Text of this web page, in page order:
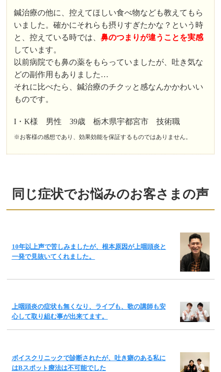
鍼治療の他に、控えてほしい食べ物なども教えてもら
いました。確かにそれらも摂りすぎたかな？という時
と、控えている時では、鼻のつまりが違うことを実感
しています。
以前病院でも鼻の薬をもらっていましたが、吐き気な
どの副作用もありました…
それに比べたら、鍼治療のチクッと感なんかかわいい
ものです。
I・K様 男性 39歳 栃木県宇都宮市 技術職
※お客様の感想であり、効果効能を保証するものではありません。
同じ症状でお悩みのお客さまの声
10年以上声で苦しみましたが、根本原因が上咽頭炎と
一発で見抜いてくれました。
上咽頭炎の症状も無くなり、ライブも、歌の講師も安
心して取り組む事が出来てます。
ボイスクリニックで診断されたが、吐き癖のある私に
はBスポット療法は不可能でした